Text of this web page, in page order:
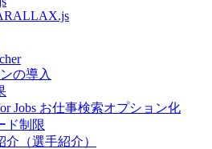
の導入
Jobs お仕事検索オプション化
ド制限
介（選手紹介）